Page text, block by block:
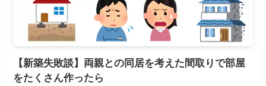
【新築失敗談】両親との同居を考えた間取りで部屋
をたくさん作ったら